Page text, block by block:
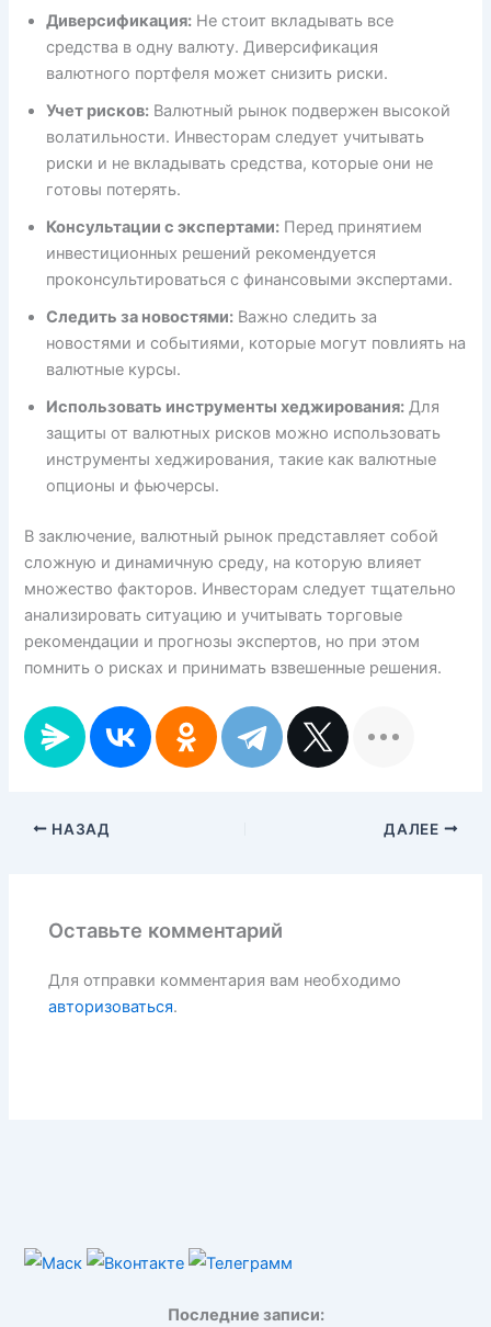
Диверсификация: Не стоит вкладывать все
средства в одну валюту. Диверсификация
валютного портфеля может снизить риски.
Учет рисков: Валютный рынок подвержен высокой
волатильности. Инвесторам следует учитывать
риски и не вкладывать средства, которые они не
готовы потерять.
Консультации с экспертами: Перед принятием
инвестиционных решений рекомендуется
проконсультироваться с финансовыми экспертами.
Следить за новостями: Важно следить за
новостями и событиями, которые могут повлиять на
валютные курсы.
Использовать инструменты хеджирования: Для
защиты от валютных рисков можно использовать
инструменты хеджирования, такие как валютные
опционы и фьючерсы.
В заключение, валютный рынок представляет собой
сложную и динамичную среду, на которую влияет
множество факторов. Инвесторам следует тщательно
анализировать ситуацию и учитывать торговые
рекомендации и прогнозы экспертов, но при этом
помнить о рисках и принимать взвешенные решения.
НАЗАД ДАЛЕЕ
Оставьте комментарий
Для отправки комментария вам необходимо
авторизоваться.
Последние записи: